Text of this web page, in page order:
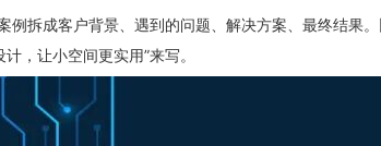
例拆成客户背景、遇到的问题、解决方案、最终结
，让小空间更实用”来写。